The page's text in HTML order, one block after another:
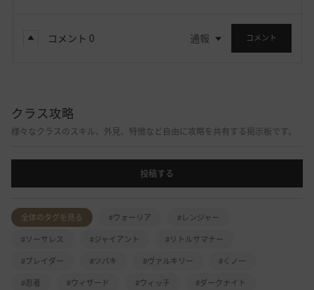
コメント 0 通報 コメント
クラス攻略
様々なクラスのスキル、外見、特徴など自由に攻略を共有する掲示板です。
投稿する
全体のタグを見る #ウォーリア
#レンジャー
#ソーサレス
#ジャイアント
#リトルサマナー
#ブレイダー
#ツバキ #ヴァルキリー
#くノ一
#忍者
#ウィザード #ウィッチ
#ダークナイト